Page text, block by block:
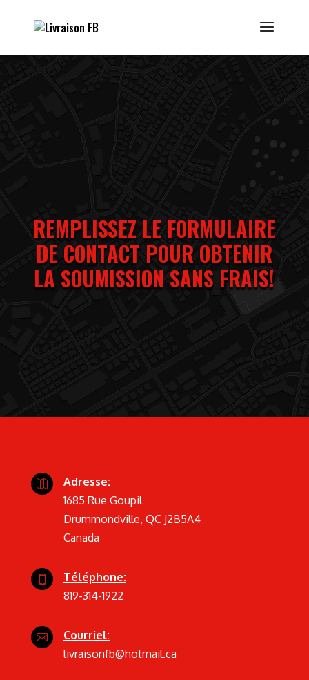
REMPLISSEZ LE FORMULAIRE
DE CONTACT POUR OBTENIR
LA SOUMISSION SANS FRAIS!

Adresse:
1685 Rue Goupil
Drummondville, QC J2B5A4
Canada

Téléphone:
819-314-1922

Courriel:
livraisonfb@hotmail.ca